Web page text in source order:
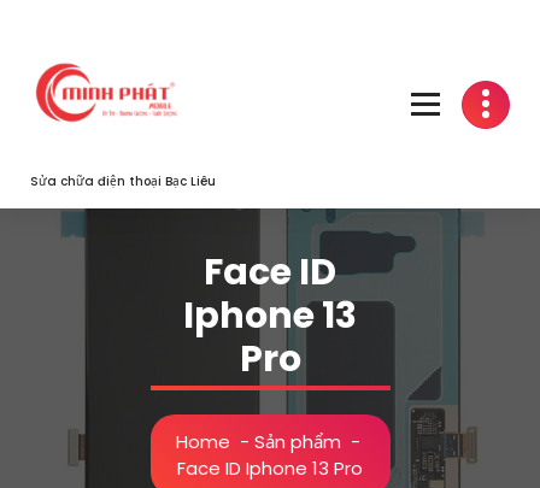
content
Sửa chữa điện thoại Bạc Liêu
Face ID
Iphone 13
Pro
Home - Sản phẩm -
Face ID Iphone 13 Pro